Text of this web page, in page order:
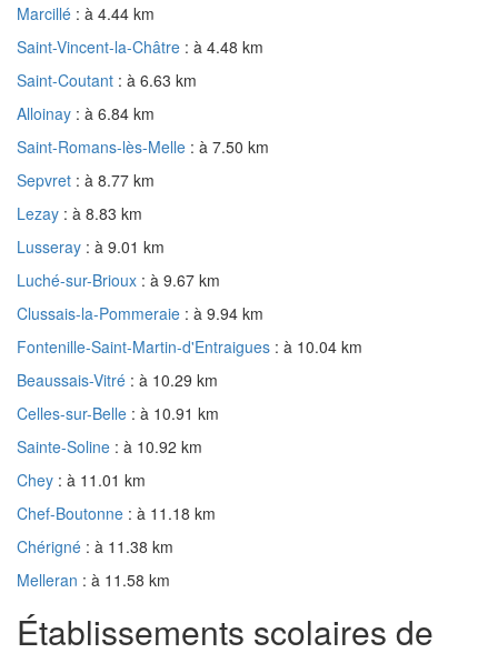
Marcillé : à 4.44 km
Saint-Vincent-la-Châtre : à 4.48 km
Saint-Coutant : à 6.63 km
Alloinay : à 6.84 km
Saint-Romans-lès-Melle : à 7.50 km
Sepvret : à 8.77 km
Lezay : à 8.83 km
Lusseray : à 9.01 km
Luché-sur-Brioux : à 9.67 km
Clussais-la-Pommeraie : à 9.94 km
Fontenille-Saint-Martin-d'Entraigues : à 10.04 km
Beaussais-Vitré : à 10.29 km
Celles-sur-Belle : à 10.91 km
Sainte-Soline : à 10.92 km
Chey : à 11.01 km
Chef-Boutonne : à 11.18 km
Chérigné : à 11.38 km
Melleran : à 11.58 km
Établissements scolaires de